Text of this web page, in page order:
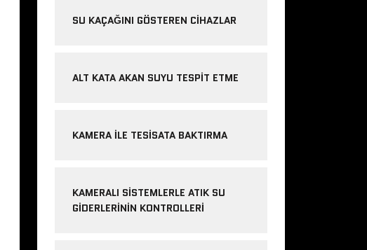
SU KAÇAĞINI GÖSTEREN CIHAZLAR
ALT KATA AKAN SUYU TESPIT ETME
KAMERA ILE TESISATA BAKTIRMA
KAMERALI SISTEMLERLE ATIK SU
GIDERLERININ KONTROLLERI